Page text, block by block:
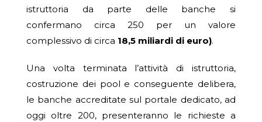
istruttoria da parte delle banche si
confermano circa 250 per un valore
complessivo di circa 18,5 miliardi di euro).
Una volta terminata l’attività di istruttoria,
costruzione dei pool e conseguente delibera,
le banche accreditate sul portale dedicato, ad
oggi oltre 200, presenteranno le richieste a